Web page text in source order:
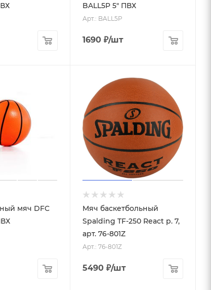
BALL5P 5" ПВХ
Арт.: BALL5P
1690₽/шт
мяч DFC
Мяч баскетбольный
Spalding TF-250 React р. 7,
арт. 76-801Z
Арт.: 76-801Z
5490₽/шт